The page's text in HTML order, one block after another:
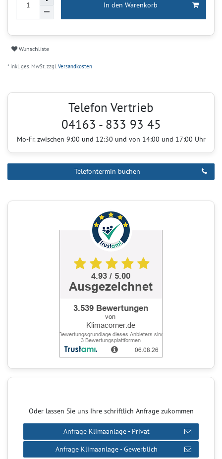
In den Warenkorb
Wunschliste
* inkl. ges. MwSt. zzgl.Versandkosten
Telefon Vertrieb
04163 - 833 93 45
Mo-Fr. zwischen 9:00 und 12:30 und von 14:00 und 17:00 Uhr
Telefontermin buchen
Oder lassen Sie uns Ihre schriftlich Anfrage zukommen
Anfrage Klimaanlage - Privat
Anfrage Klimaanlage - Gewerblich